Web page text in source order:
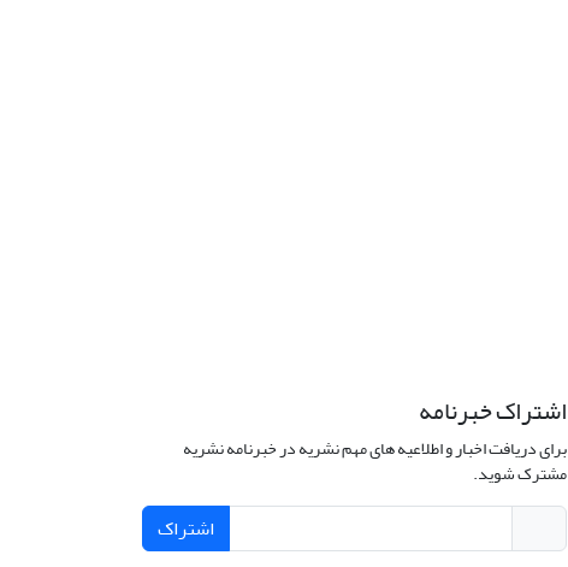
اشتراک خبرنامه
برای دریافت اخبار و اطلاعیه های مهم نشریه در خبرنامه نشریه
مشترک شوید.
اشتراک